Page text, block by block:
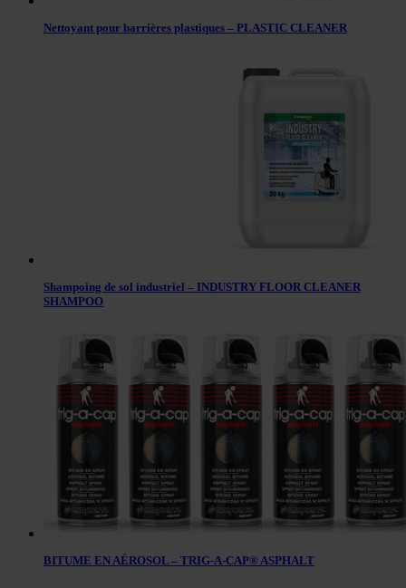
Nettoyant pour barrières plastiques – PLASTIC CLEANER
Shampoing de sol industriel – INDUSTRY FLOOR CLEANER
SHAMPOO
BITUME EN AÉROSOL – TRIG-A-CAP® ASPHALT